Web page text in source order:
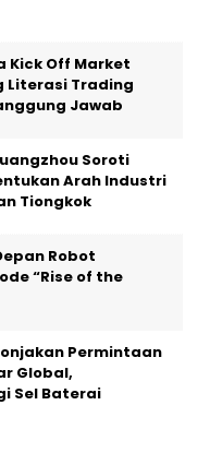
Kick Off Market
Literasi Trading
Jawab
Soroti
Arah Industri
Tiongkok
Robot
“Rise of the
Permintaan
Global,
Sel Baterai